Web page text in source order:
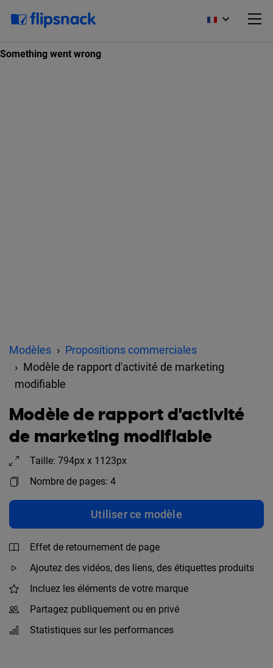
Modèles
Propositions commerciales
Modèle de rapport d'activité de marketing
modifiable
Modèle de rapport d'activité
de marketing modifiable
Taille: 794px x 1123px
Nombre de pages: 4
Utiliser ce modèle
Effet de retournement de page
Ajoutez des vidéos, des liens, des étiquettes produits
Incluez les éléments de votre marque
Partagez publiquement ou en privé
Statistiques sur les performances